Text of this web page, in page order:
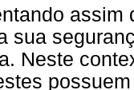
sua
Neste